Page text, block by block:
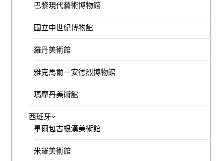
巴黎現代藝術博物館
國立中世紀博物館
羅丹美術館
雅克馬爾－安德烈博物館
瑪摩丹美術館
西班牙
畢爾包古根漢美術館
米羅美術館